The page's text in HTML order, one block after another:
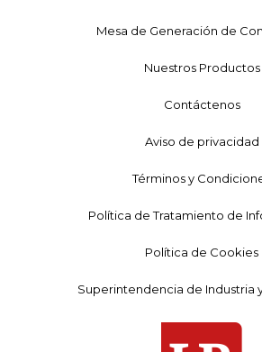
Mesa de Generación de
Nuestros Productos
Contáctenos
Aviso de privacidad
Términos y
Política de Tratamiento de
Política de Cookies
Superintendencia de Industria